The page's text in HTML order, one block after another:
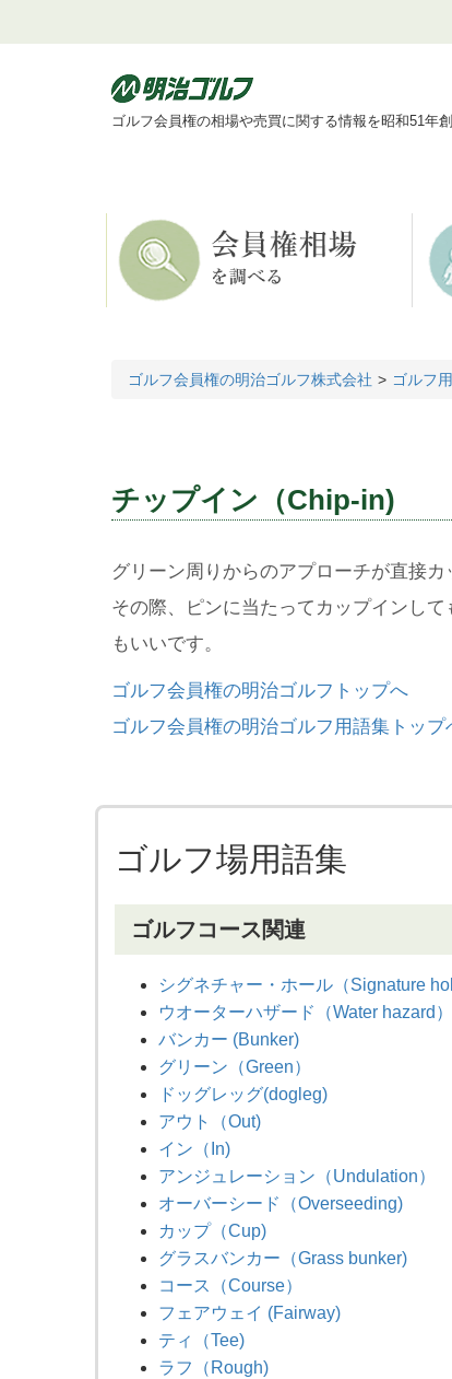
ゴルフ会員権の相場や売買に関する情報を昭和51年創
ゴルフ会員権の明治ゴルフ株式会社 ゴルフ
チップイン（Chip-in)
グリーン周りからのアプローチが直接カ
その際、ピンに当たってカップインし
もいいです。
ゴルフ会員権の明治ゴルフトップへ
ゴルフ会員権の明治ゴルフ用語集トップ
ゴルフ場用語集
ゴルフコース関連
シグネチャー・ホール（Signature
ウオーターハザード（Water hazard）
バンカー (Bunker)
グリーン（Green）
ドッグレッグ(dogleg)
アウト（Out)
イン（In)
アンジュレーション（Undulation）
オーバーシード（Overseeding)
カップ（Cup)
グラスバンカー（Grass bunker)
コース（Course）
フェアウェイ (Fairway)
ティ（Tee)
ラフ（Rough)